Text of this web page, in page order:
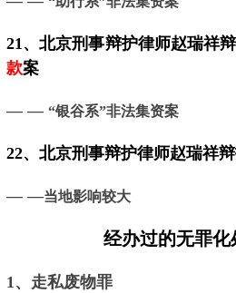
21、北京刑事辩护律师赵瑞祥
款案
— — “银谷系”非法集资案
22、 北京刑事辩护律师赵瑞祥
— —当地影响较大
经办过的无罪化
1、走私废物罪